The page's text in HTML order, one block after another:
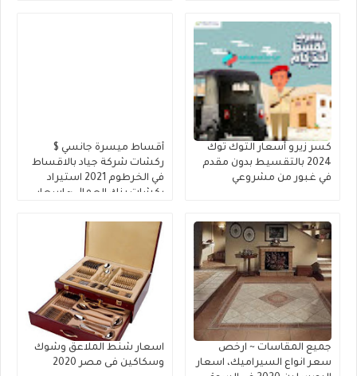
كسر زيرو أسعار التوك توك
2024 بالتقسيط بدون مقدم
في غبور من مشروعي
أقساط ميسرة جانسي $
ركشات شركة جياد بالاقساط
في الخرطوم 2021 استيراد
ركشات بنك العمال ~ اسعار
بنك السودان استثناء
الركشات من مقدم الأقساط
جميع المقاسات ~ ارخص
سعر انواع السيراميك، اسعار
اسعار شنط الملاعق وشوك
وسكاكين فى مصر 2020